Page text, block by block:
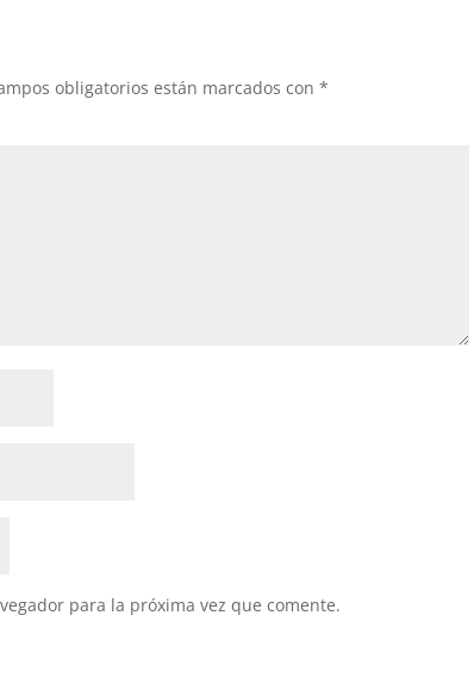
obligatorios están marcados con*
para la próxima vez que comente.